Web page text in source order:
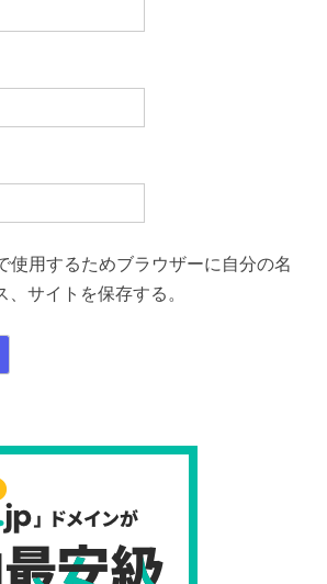
使用するためブラウザーに自分の名
サイトを保存する。